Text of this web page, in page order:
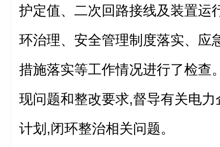
护定值、二次回路接线及装置运
环治理、安全管理制度落实、应
措施落实等工作情况进行了检查
现问题和整改要求,督导有关电
计划,闭环整治相关问题。